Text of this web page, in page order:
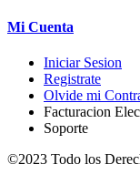
Mi Cuenta
Iniciar Sesion
Registrate
Olvide mi
Facturacion
Soporte
©2023 Todo los